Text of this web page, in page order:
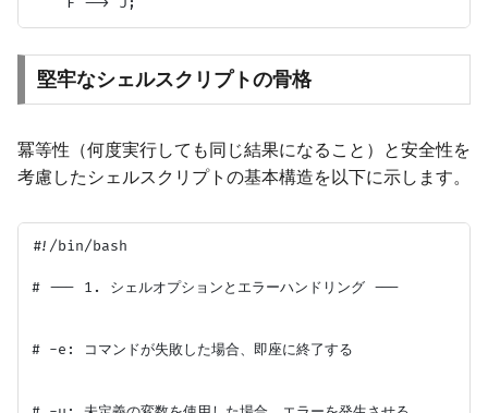
堅牢なシェルスクリプトの骨格
冪等性（何度実行しても同じ結果になること）と安全性を
考慮したシェルスクリプトの基本構造を以下に示します。
#!/bin/bash
# --- 1. シェルオプションとエラーハンドリング ---
# -e: コマンドが失敗した場合、即座に終了する